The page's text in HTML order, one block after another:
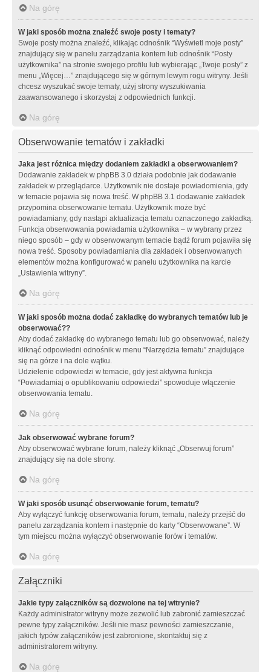
Na górę
W jaki sposób można znaleźć swoje posty i tematy?
Swoje posty można znaleźć, klikając odnośnik “Wyświetl moje posty”
znajdujący się w panelu zarządzania kontem lub odnośnik “Posty
użytkownika” na stronie swojego profilu lub wybierając „Twoje posty” z
menu „Więcej…” znajdującego się w górnym lewym rogu witryny. Jeśli
chcesz wyszukać swoje tematy, użyj strony wyszukiwania
zaawansowanego i skorzystaj z odpowiednich funkcji.
Na górę
Obserwowanie tematów i zakładki
Jaka jest różnica między dodaniem zakładki a obserwowaniem?
Dodawanie zakładek w phpBB 3.0 działa podobnie jak dodawanie
zakładek w przeglądarce. Użytkownik nie dostaje powiadomienia, gdy
w temacie pojawia się nowa treść. W phpBB 3.1 dodawanie zakładek
przypomina obserwowanie tematu. Użytkownik może być
powiadamiany, gdy nastąpi aktualizacja tematu oznaczonego zakładką.
Funkcja obserwowania powiadamia użytkownika – w wybrany przez
niego sposób – gdy w obserwowanym temacie bądź forum pojawiła się
nowa treść. Sposoby powiadamiania dla zakładek i obserwowanych
elementów można konfigurować w panelu użytkownika na karcie
„Ustawienia witryny”.
Na górę
W jaki sposób można dodać zakładkę do wybranych tematów lub je
obserwować??
Aby dodać zakładkę do wybranego tematu lub go obserwować, należy
kliknąć odpowiedni odnośnik w menu “Narzędzia tematu” znajdujące
się na górze i na dole wątku.
Udzielenie odpowiedzi w temacie, gdy jest aktywna funkcja
“Powiadamiaj o opublikowaniu odpowiedzi” spowoduje włączenie
obserwowania tematu.
Na górę
Jak obserwować wybrane forum?
Aby obserwować wybrane forum, należy kliknąć „Obserwuj forum”
znajdujący się na dole strony.
Na górę
W jaki sposób usunąć obserwowanie forum, tematu?
Aby wyłączyć funkcję obserwowania forum, tematu, należy przejść do
panelu zarządzania kontem i następnie do karty “Obserwowane”. W
tym miejscu można wyłączyć obserwowanie forów i tematów.
Na górę
Załączniki
Jakie typy załączników są dozwolone na tej witrynie?
Każdy administrator witryny może zezwolić lub zabronić zamieszczać
pewne typy załączników. Jeśli nie masz pewności zamieszczanie,
jakich typów załączników jest zabronione, skontaktuj się z
administratorem witryny.
Na górę